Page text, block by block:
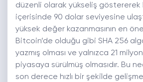
düzenli olarak yükseliş göstererek
içerisinde 90 dolar seviyesine
yüksek değer kazanmasının en
Bitcoin’de olduğu gibi SHA 256
yazmış olması ve yalnızca 21
piyasaya sürülmüş olmasıdır. Bu
son derece hızlı bir şekilde